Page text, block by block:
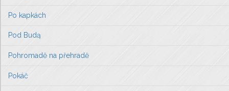
Po kapkách
Pod Budą
Pohromadě na přehradě
Pokáč